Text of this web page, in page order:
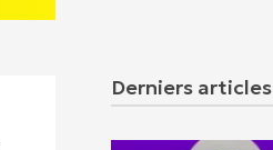
Derniers articles